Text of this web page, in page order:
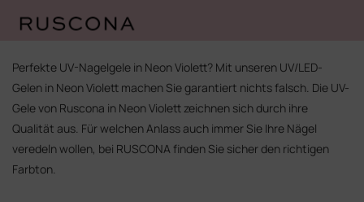
InhaltPerfekte UV-Nagelgele in Neon Violett? Mit unseren UV/LED-
Gelen in Neon Violett machen Sie garantiert nichts falsch. Die UV-
Gele von Ruscona in Neon Violett zeichnen sich durch ihre
Qualität aus. Für welchen Anlass auch immer Sie Ihre Nägel
veredeln wollen, bei RUSCONA finden Sie sicher den richtigen
Farbton.